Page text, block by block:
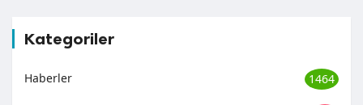
Kategoriler
Haberler 1464